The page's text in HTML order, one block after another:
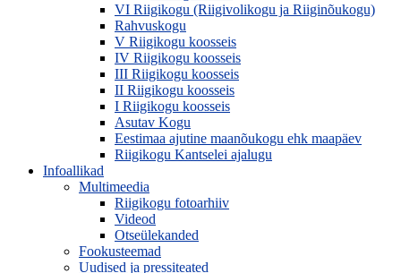
VI Riigikogu (Riigivolikogu ja Riiginõukogu)
Rahvuskogu
V Riigikogu koosseis
IV Riigikogu koosseis
III Riigikogu koosseis
II Riigikogu koosseis
I Riigikogu koosseis
Asutav Kogu
Eestimaa ajutine maanõukogu ehk maapäev
Riigikogu Kantselei ajalugu
Infoallikad
Multimeedia
Riigikogu fotoarhiiv
Videod
Otseülekanded
Fookusteemad
Uudised ja pressiteated